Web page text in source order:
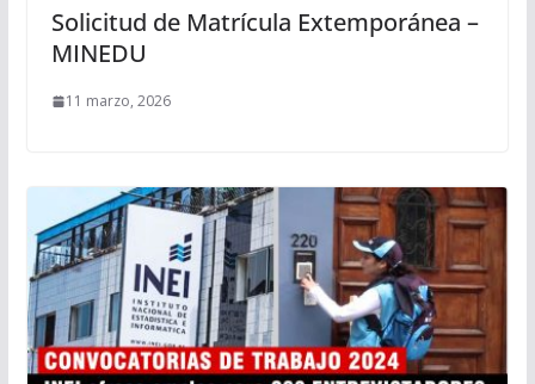
Solicitud de Matrícula Extemporánea –
MINEDU
11 marzo, 2026